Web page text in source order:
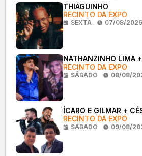
THIAGUINHO
RECINTO DA EXPO
SEXTA 07/08/
NATHANZINHO LIMA
RECINTO DA EXPO
SÁBADO 08/08/
ÍCARO E GILMAR +
RECINTO DA EXPO
SÁBADO 09/08/